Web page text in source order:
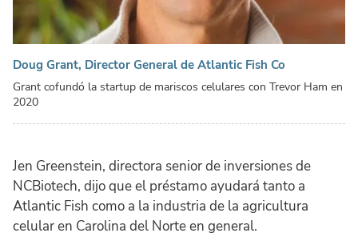
Doug Grant, Director General de Atlantic Fish Co
Grant cofundó la startup de mariscos celulares con Trevor Ham en
2020
Jen Greenstein, directora senior de inversiones de
NCBiotech, dijo que el préstamo ayudará tanto a
Atlantic Fish como a la industria de la agricultura
celular en Carolina del Norte en general.